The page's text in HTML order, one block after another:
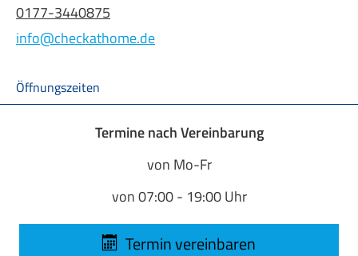
0177-3440875
info@checkathome.de
Öffnungszeiten
Termine nach Vereinbarung
von Mo-Fr
von 07:00 - 19:00 Uhr
Termin ver­ein­baren